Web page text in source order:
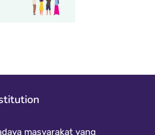
masyarakat yang